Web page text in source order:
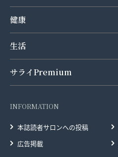
健康
生活
サライPremium
INFORMATION
本誌読者サロンへの投稿
広告掲載